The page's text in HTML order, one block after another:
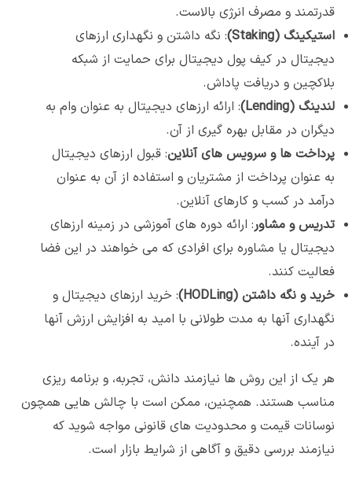
قدرتمند و مصرف انرژی بالاست.
استیکینگ (Staking
): نگه داشتن و نگهداری ارزهای
دیجیتال در کیف پول دیجیتال برای حمایت از شبکه
بلاکچین و دریافت پاداش.
لندینگ (Lending
): ارائه ارزهای دیجیتال به عنوان وام به
دیگران در مقابل بهره گیری از آن.
پرداخت ها و سرویس های آنلاین: قبول ارزهای دیجیتال
به عنوان پرداخت از مشتریان و استفاده از آن به عنوان
درآمد در کسب و کارهای آنلاین.
تدریس و مشاور: ارائه دوره های آموزشی در زمینه ارزهای
دیجیتال یا مشاوره برای افرادی که می خواهند در این فضا
فعالیت کنند.
خرید و نگه داشتن (HODLing
): خرید ارزهای دیجیتال و
نگهداری آنها به مدت طولانی با امید به افزایش ارزش آنها
در آینده.
هر یک از این روش ها نیازمند دانش، تجربه، و برنامه ریزی
مناسب هستند. همچنین، ممکن است با چالش هایی همچون
نوسانات قیمت و محدودیت های قانونی مواجه شوید که
نیازمند بررسی دقیق و آگاهی از شرایط بازار است.
پشتیبانی سریع و مستقیم
قبل از شروع فروش در آمازون
مطمئن شوید مسیر درستی انتخاب کرده‌اید.
مشاوره رایگان با آقای امید مقام و تیم پشتیبانی.
شروع مشاوره رایگان